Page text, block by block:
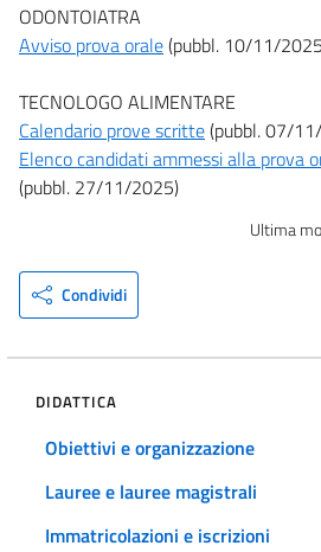
ODONTOIATRA
Avviso prova orale(pubbl. 10/11/
TECNOLOGO ALIMENTARE
Calendario prove scritte(pubbl. 07/
Elenco candidati ammessi alla prova
(pubbl. 27/11/2025)
Ultima
Condividi
DIDATTICA
Obiettivi e organizzazione
Lauree e lauree magistrali
Immatricolazioni e iscrizioni